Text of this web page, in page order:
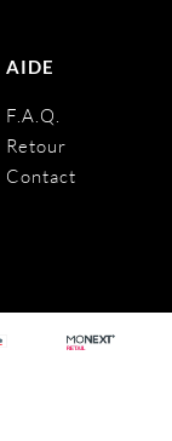
AIDE
F.A.Q.
Retour
Contact